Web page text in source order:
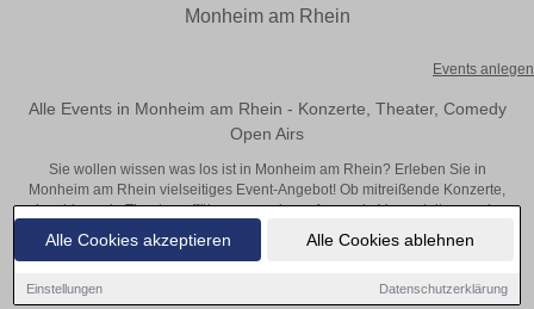
Alle Cookies akzeptieren Alle Cookies ablehnen
Einstellungen Datenschutzerklärung
Monheim am Rhein
Events anlegen
Alle Events in Monheim am Rhein - Konzerte, Theater, Comedy
Open Airs
Sie wollen wissen was los ist in Monheim am Rhein? Erleben Sie in
Monheim am Rhein vielseitiges Event-Angebot! Ob mitreißende Konzerte,
inspirierende Theateraufführungen oder aufregende Veranstaltungen in
Monheim am Rhein – hier finden alles im Überblick und Tickets.